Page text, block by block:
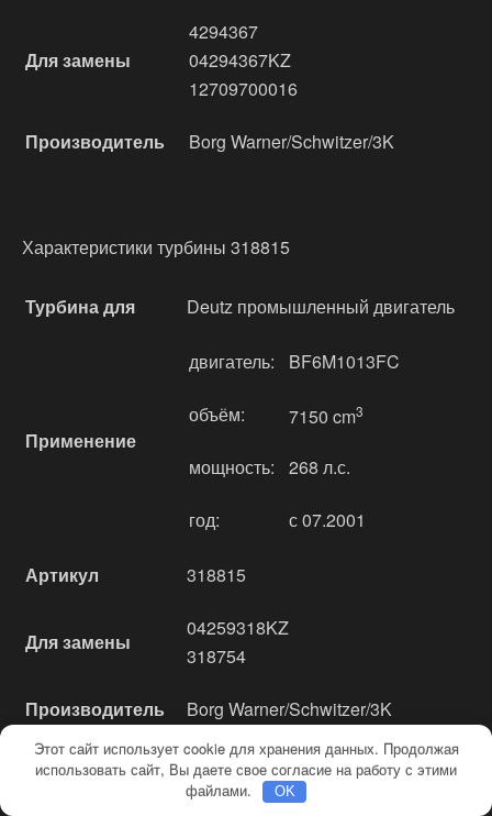
Для замены
4294367
04294367KZ
12709700016
Производитель Borg Warner/Schwitzer/3K
Характеристики турбины 318815
Турбина для Deutz промышленный двигатель
Применение
двигатель: BF6M1013FC
объём: 7150 cm3
мощность: 268 л.с.
год: с 07.2001
Артикул 318815
Для замены
04259318KZ
318754
Производитель Borg Warner/Schwitzer/3K
Этот сайт использует cookie для хранения данных. Продолжая
использовать сайт, Вы даете свое согласие на работу с этими
файлами.
OK